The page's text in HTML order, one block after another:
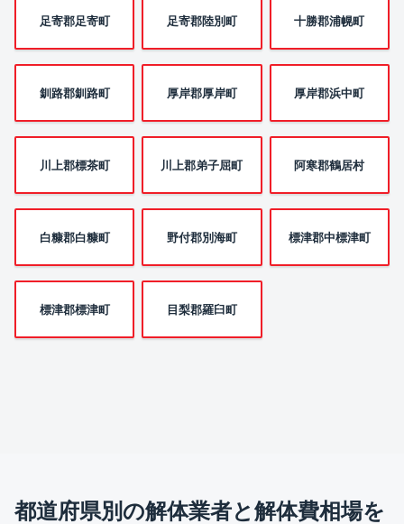
足寄郡足寄町 足寄郡陸別町 十勝郡浦幌町
釧路郡釧路町 厚岸郡厚岸町 厚岸郡浜中町
川上郡標茶町 川上郡弟子屈町 阿寒郡鶴居村
白糠郡白糠町 野付郡別海町 標津郡中標津町
標津郡標津町 目梨郡羅臼町
都道府県別の解体業者と解体費相場を